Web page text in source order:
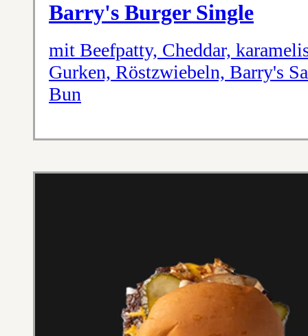
Barry's Burger Single
mit Beefpatty, Cheddar,
Gurken, Röstzwiebeln, Barry's
Bun